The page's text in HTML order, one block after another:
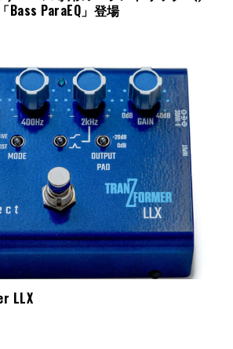
Bass ParaEQ」登場
LLX